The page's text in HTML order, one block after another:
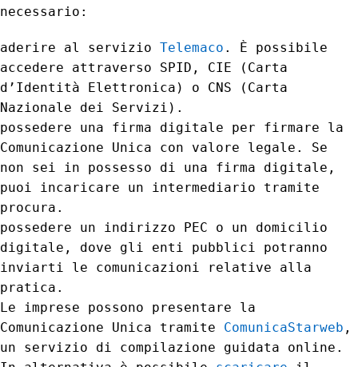
necessario:
aderire al servizio Telemaco . È possibile
accedere attraverso SPID, CIE (Carta
d’Identità Elettronica) o CNS (Carta
Nazionale dei Servizi).
possedere una firma digitale per firmare la
Comunicazione Unica con valore legale. Se
non sei in possesso di una firma digitale,
puoi incaricare un intermediario tramite
procura.
possedere un indirizzo PEC o un domicilio
digitale, dove gli enti pubblici potranno
inviarti le comunicazioni relative alla
pratica.
Le imprese possono presentare la
Comunicazione Unica tramite ComunicaStarweb ,
un servizio di compilazione guidata online.